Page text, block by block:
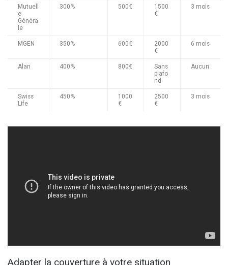
Mutuell
e
Généra
le
300% 500€
1500
€
3 mois
MGEN 350% 600€
2000
€
6 mois
Alan 400% 800€
Sans
plafo
nd
Aucun
Swiss
Life
450%
1000
€
2500
€
3 mois
Adapter la couverture à votre situation